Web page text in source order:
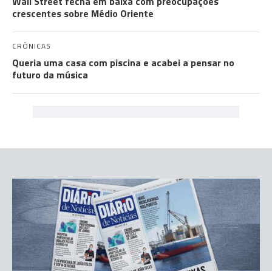
crescentes sobre Médio Oriente
CRÓNICAS
Queria uma casa com piscina e acabei a pensar no
futuro da música